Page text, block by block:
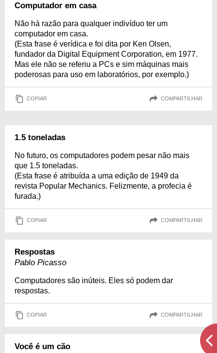
Computador em casa
Não há razão para qualquer indivíduo ter um
computador em casa.
(Esta frase é verídica e foi dita por Ken Olsen,
fundador da Digital Equipment Corporation, em 1977.
Mas ele não se referiu a PCs e sim máquinas mais
poderosas para uso em laboratórios, por exemplo.)
COPIAR COMPARTILHAR
1.5 toneladas
No futuro, os computadores podem pesar não mais
que 1.5 toneladas.
(Esta frase é atribuída a uma edição de 1949 da
revista Popular Mechanics. Felizmente, a profecia é
furada.)
COPIAR COMPARTILHAR
Respostas
Pablo Picasso
Computadores são inúteis. Eles só podem dar
respostas.
COPIAR COMPARTILHAR
Você é um cão